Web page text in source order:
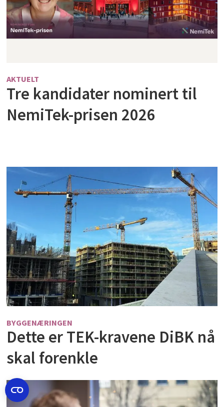
AKTUELT
Tre kandidater nominert til
NemiTek-prisen 2026
BYGGENÆRINGEN
Dette er TEK-kravene DiBK nå
skal forenkle